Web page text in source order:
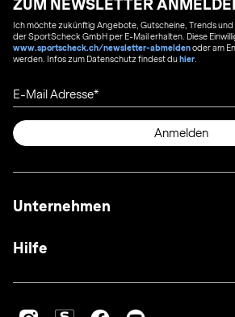
ZUM NEWSLETTER
Ich möchte zukünftig Angebote, Gutscheine, Trends
der SportScheck GmbH per E-Mail erhalten. Diese
www.sportscheck.ch/newsletter-abmeldenoder am
werden. Infos zum Datenschutz findest duhier
E-Mail Adresse
Anmelden
Unternehmen
Hilfe